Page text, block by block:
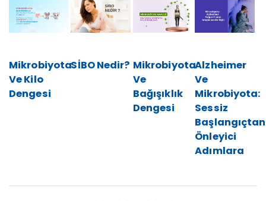
Mikrobiyota
Ve Kilo
Dengesi
SİBO Nedir? Mikrobiyota
Ve
Bağışıklık
Dengesi
Alzheimer
Ve
Mikrobiyota:
Sessiz
Başlangıçtan
Önleyici
Adımlara